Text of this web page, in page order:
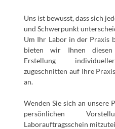
Uns ist bewusst, dass sich
und Schwerpunkt
Um Ihr Labor in der Praxis
bieten wir Ihnen diesen
Erstellung
zugeschnitten auf Ihre
an.
Wenden Sie sich an unsere
persönlichen
Laborauftragsschein